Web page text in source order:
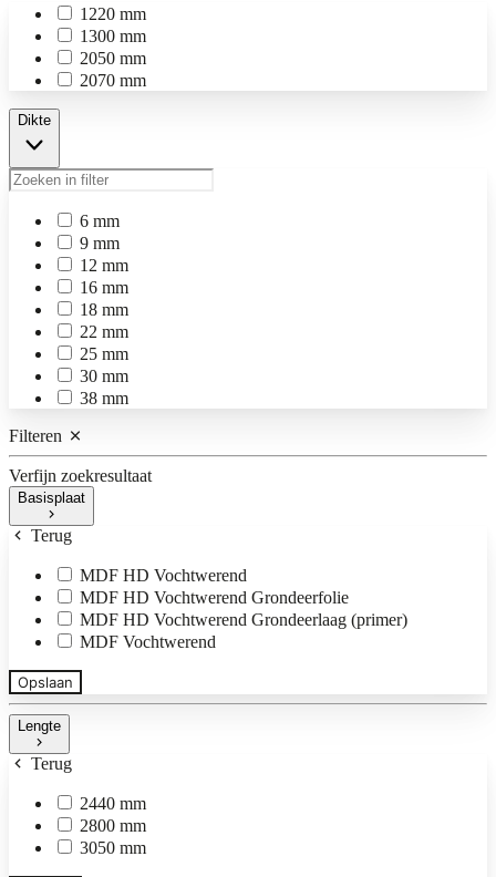
1220 mm
1300 mm
2050 mm
2070 mm
Dikte
6 mm
9 mm
12 mm
16 mm
18 mm
22 mm
25 mm
30 mm
38 mm
Filteren
Verfijn zoekresultaat
Basisplaat
Terug
MDF HD Vochtwerend
MDF HD Vochtwerend Grondeerfolie
MDF HD Vochtwerend Grondeerlaag (primer)
MDF Vochtwerend
Opslaan
Lengte
Terug
2440 mm
2800 mm
3050 mm